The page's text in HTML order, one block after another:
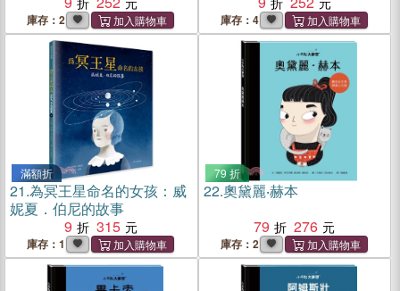
庫存：2 庫存：4
滿額折
21.為冥王星命名的女孩：威
妮夏．伯尼的故事
9
315
庫存：1
79 折
22.奧黛麗‧赫本
79
276
庫存：2